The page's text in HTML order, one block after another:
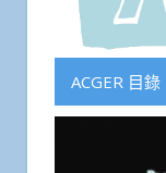
ACGER 目錄